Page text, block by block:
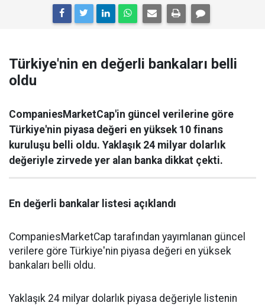
Türkiye'nin en değerli bankaları belli
oldu
CompaniesMarketCap'in güncel verilerine göre
Türkiye'nin piyasa değeri en yüksek 10 finans
kuruluşu belli oldu. Yaklaşık 24 milyar dolarlık
değeriyle zirvede yer alan banka dikkat çekti.
En değerli bankalar listesi açıklandı
CompaniesMarketCap tarafından yayımlanan güncel
verilere göre Türkiye'nin piyasa değeri en yüksek
bankaları belli oldu.
Yaklaşık 24 milyar dolarlık piyasa değeriyle listenin